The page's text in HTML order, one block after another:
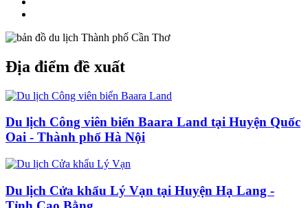
Địa điểm đề xuất
Du lịch Công viên biển Baara Land tại Huyện Quốc
Oai - Thành phố Hà Nội
Du lịch Cửa khẩu Lý Vạn tại Huyện Hạ Lang -